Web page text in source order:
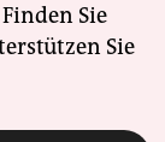
Sie
Sie